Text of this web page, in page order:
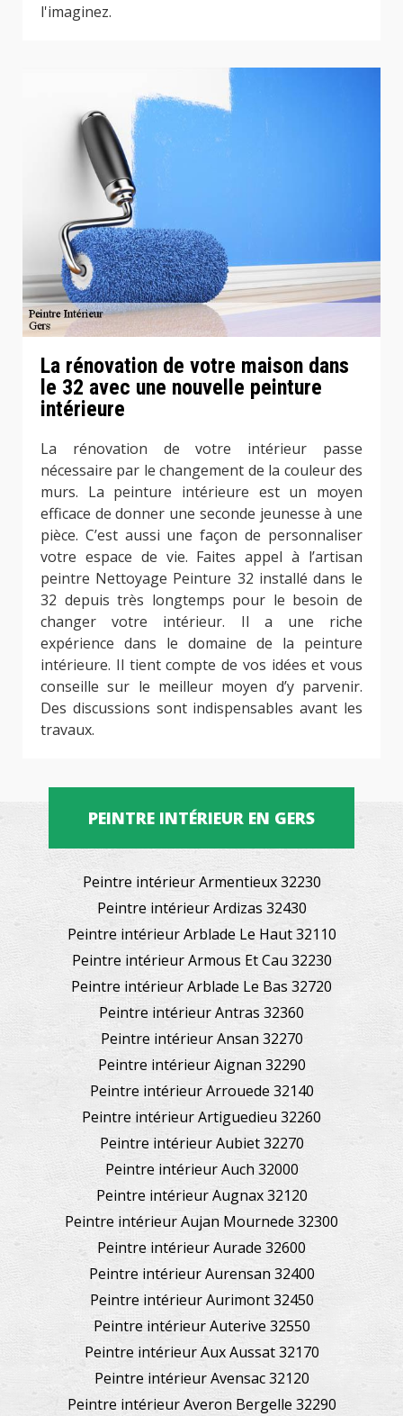
l'imaginez.
La rénovation de votre maison dans
le 32 avec une nouvelle peinture
intérieure
La rénovation de votre intérieur passe
nécessaire par le changement de la couleur des
murs. La peinture intérieure est un moyen
efficace de donner une seconde jeunesse à une
pièce. C’est aussi une façon de personnaliser
votre espace de vie. Faites appel à l’artisan
peintre Nettoyage Peinture 32 installé dans le
32 depuis très longtemps pour le besoin de
changer votre intérieur. Il a une riche
expérience dans le domaine de la peinture
intérieure. Il tient compte de vos idées et vous
conseille sur le meilleur moyen d’y parvenir.
Des discussions sont indispensables avant les
travaux.
PEINTRE INTÉRIEUR EN GERS
Peintre intérieur Armentieux 32230
Peintre intérieur Ardizas 32430
Peintre intérieur Arblade Le Haut 32110
Peintre intérieur Armous Et Cau 32230
Peintre intérieur Arblade Le Bas 32720
Peintre intérieur Antras 32360
Peintre intérieur Ansan 32270
Peintre intérieur Aignan 32290
Peintre intérieur Arrouede 32140
Peintre intérieur Artiguedieu 32260
Peintre intérieur Aubiet 32270
Peintre intérieur Auch 32000
Peintre intérieur Augnax 32120
Peintre intérieur Aujan Mournede 32300
Peintre intérieur Aurade 32600
Peintre intérieur Aurensan 32400
Peintre intérieur Aurimont 32450
Peintre intérieur Auterive 32550
Peintre intérieur Aux Aussat 32170
Peintre intérieur Avensac 32120
Peintre intérieur Averon Bergelle 32290